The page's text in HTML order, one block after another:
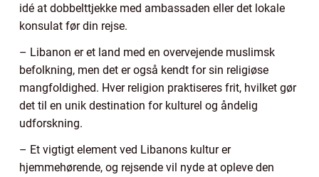
idé at dobbelttjekke med ambassaden eller det lokale
konsulat før din rejse.
– Libanon er et land med en overvejende muslimsk
befolkning, men det er også kendt for sin religiøse
mangfoldighed. Hver religion praktiseres frit, hvilket gør
det til en unik destination for kulturel og åndelig
udforskning.
– Et vigtigt element ved Libanons kultur er
hjemmehørende, og rejsende vil nyde at opleve den